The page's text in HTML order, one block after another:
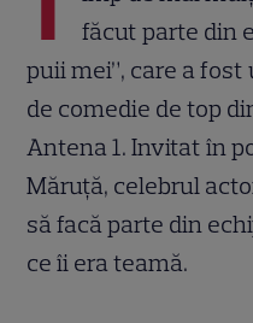
făcut parte din
puii mei”, care a
de comedie de top
Antena 1. Invitat în
Măruță, celebrul
să facă parte din
ce îi era teamă.